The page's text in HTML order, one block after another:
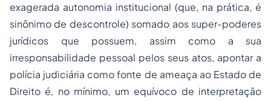
exagerada autonomia institucional (que, na prática, é
sinônimo de descontrole) somado aos super-poderes
jurídicos que possuem, assim como a sua
irresponsabilidade pessoal pelos seus atos, apontar a
polícia judiciária como fonte de ameaça ao Estado de
Direito é, no mínimo, um equívoco de interpretação